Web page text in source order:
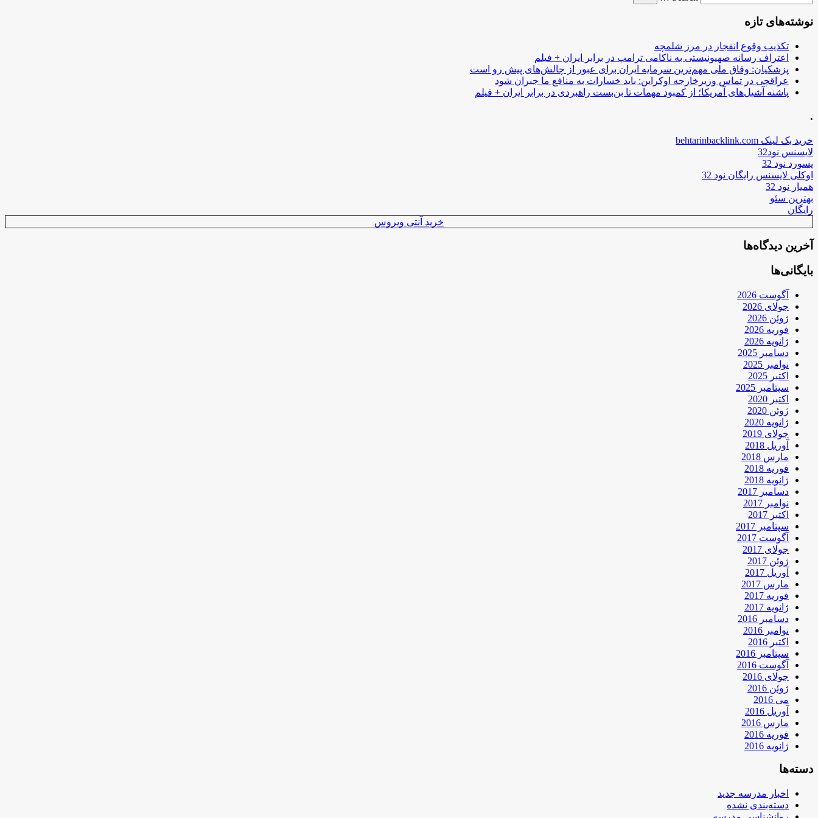
نوشته‌های تازه
تکذیب وقوع انفجار در مرز شلمچه
اعتراف رسانه صهیونیستی به ناکامی ترامپ در برابر ایران + فیلم
پزشکیان: وفاق ملی مهم‌ترین سرمایه ایران برای عبور از چالش‌های پیش رو است
عراقچی در تماس وزیرخارجه اوکراین: باید خسارات به منافع ما جبران شود
پاشنه آشیل‌های آمریکا؛ از کمبود مهمات تا بن‌بست راهبردی در برابر ایران + فیلم
.
خرید بک لینک behtarinbacklink.com
لایسنس نود32
پسورد نود 32
اوکلی لایسنس رایگان نود 32
همیار نود 32
بهترین سئو
رایگان
خرید آنتی ویروس
آخرین دیدگاه‌ها
بایگانی‌ها
آگوست 2026
جولای 2026
ژوئن 2026
فوریه 2026
ژانویه 2026
دسامبر 2025
نوامبر 2025
اکتبر 2025
سپتامبر 2025
اکتبر 2020
ژوئن 2020
ژانویه 2020
جولای 2019
آوریل 2018
مارس 2018
فوریه 2018
ژانویه 2018
دسامبر 2017
نوامبر 2017
اکتبر 2017
سپتامبر 2017
آگوست 2017
جولای 2017
ژوئن 2017
آوریل 2017
مارس 2017
فوریه 2017
ژانویه 2017
دسامبر 2016
نوامبر 2016
اکتبر 2016
سپتامبر 2016
آگوست 2016
جولای 2016
ژوئن 2016
می 2016
آوریل 2016
مارس 2016
فوریه 2016
ژانویه 2016
دسته‌ها
اخبار مدرسه جدید
دسته‌بندی نشده